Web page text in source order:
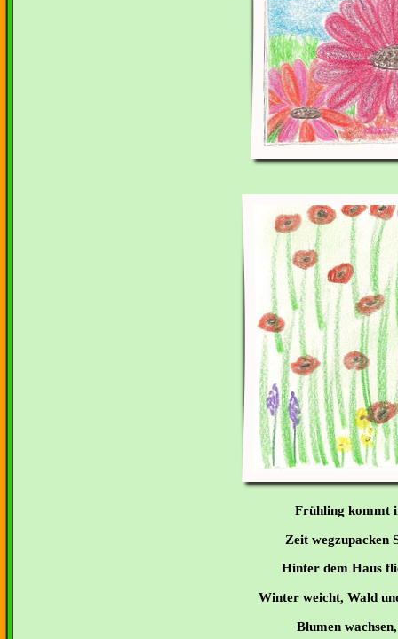
Frühling kommt
Zeit wegzupacken
Hinter dem Haus
Winter weicht, Wald
Blumen